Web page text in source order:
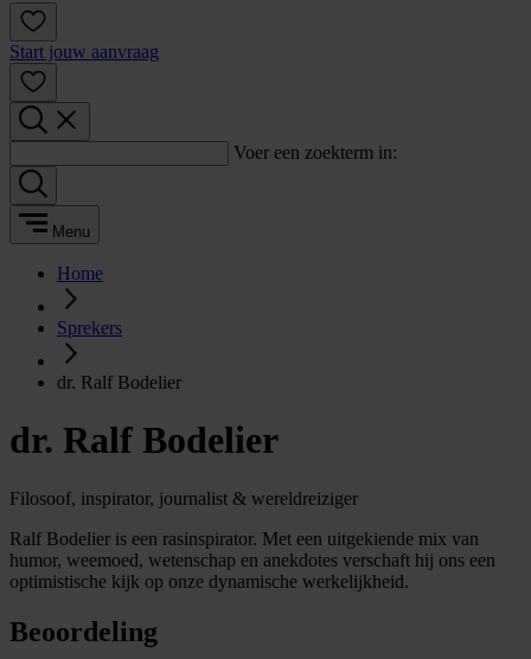
Start jouw aanvraag
Voer een zoekterm in:
Menu
Home
Sprekers
dr. Ralf Bodelier
dr. Ralf Bodelier
Filosoof, inspirator, journalist & wereldreiziger
Ralf Bodelier is een rasinspirator. Met een uitgekiende mix van
humor, weemoed, wetenschap en anekdotes verschaft hij ons een
optimistische kijk op onze dynamische werkelijkheid.
Beoordeling